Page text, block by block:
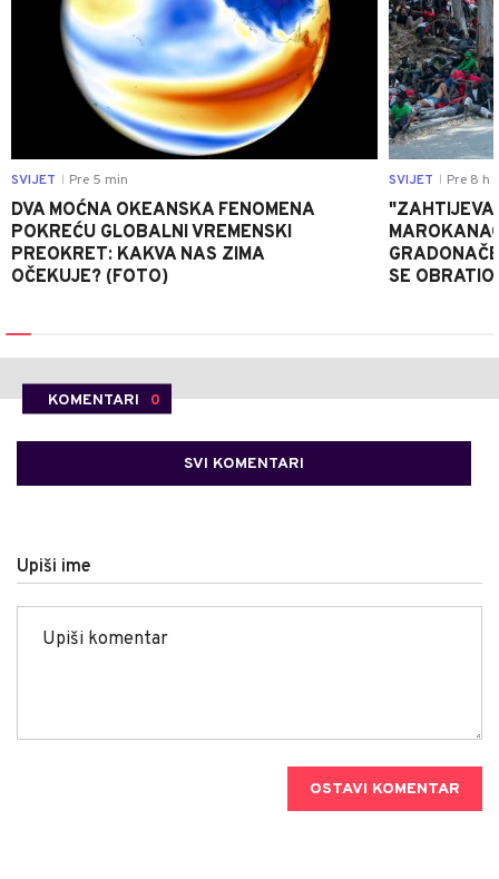
SVIJET Pre 5 min
DVA MOĆNA OKEANSKA FENOMENA
POKREĆU GLOBALNI VREMENSKI
PREOKRET: KAKVA NAS ZIMA
OČEKUJE? (FOTO)
SVIJET Pre 8 h
SE
KOMENTARI 0
SVI KOMENTARI
Upiši ime
OSTAVI KOMENTAR